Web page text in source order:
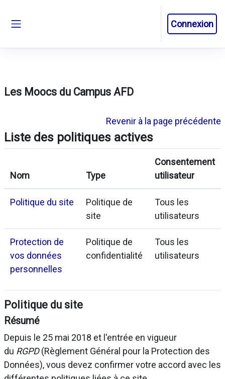
Connexion
Les Moocs du Campus AFD
Revenir à la page précédente
Liste des politiques actives
Nom Type
Consentement
utilisateur
Politique du site
Politique de
site
Tous les
utilisateurs
Protection de
vos données
personnelles
Politique de
confidentialité
Tous les
utilisateurs
Politique du site
Résumé
Depuis le 25 mai 2018 et l'entrée en vigueur
du RGPD(Règlement Général pour la Protection des
Données), vous devez confirmer votre accord avec les